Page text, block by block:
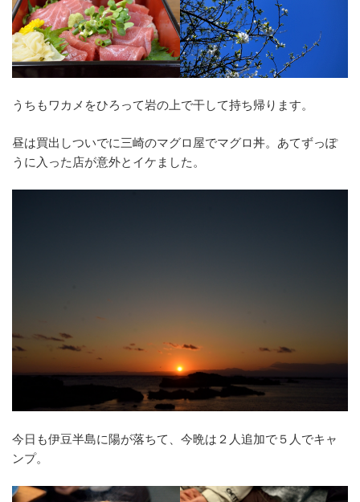
うちもワカメをひろって岩の上で干して持ち帰ります。
昼は買出しついでに三崎のマグロ屋でマグロ丼。あてずっぽ
うに入った店が意外とイケました。
今日も伊豆半島に陽が落ちて、今晩は２人追加で５人でキャ
ンプ。